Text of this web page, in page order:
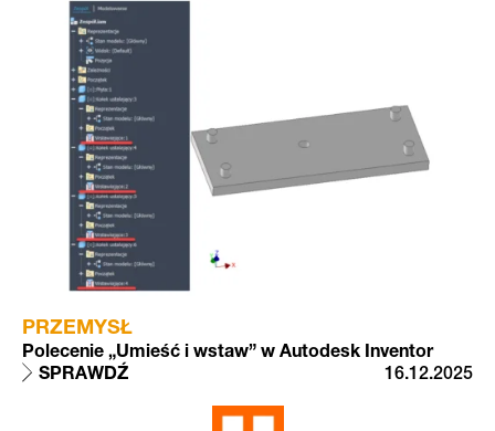
PRZEMYSŁ
Polecenie „Umieść i wstaw” w Autodesk Inventor
SPRAWDŹ
16.12.2025